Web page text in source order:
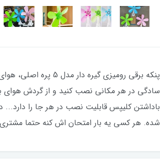
پنکه برقی رومیزی
سادگی در هر مکانی نصب کنید و از گردش هوای
شده. هر کسی یه بار امتحان اش کنه حتما